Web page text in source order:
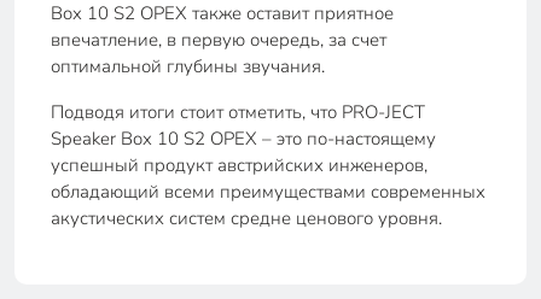
Box 10 S2 ОРЕХ также оставит приятное
впечатление, в первую очередь, за счет
оптимальной глубины звучания.
Подводя итоги стоит отметить, что PRO-JECT
Speaker Box 10 S2 ОРЕХ – это по-настоящему
успешный продукт австрийских инженеров,
обладающий всеми преимуществами современных
акустических систем средне ценового уровня.